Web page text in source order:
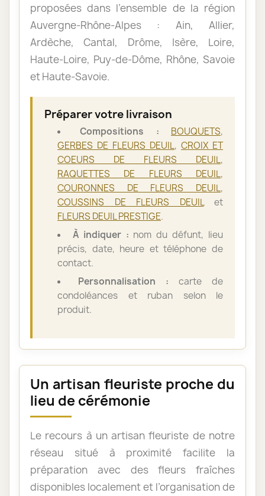
proposées dans l’ensemble de la région
Auvergne-Rhône-Alpes : Ain, Allier,
Ardèche, Cantal, Drôme, Isère, Loire,
Haute-Loire, Puy-de-Dôme, Rhône, Savoie
et Haute-Savoie.
Préparer votre livraison
Compositions : BOUQUETS,
GERBES DE FLEURS DEUIL, CROIX ET
COEURS DE FLEURS DEUIL,
RAQUETTES DE FLEURS DEUIL,
COURONNES DE FLEURS DEUIL,
COUSSINS DE FLEURS DEUILet
FLEURS DEUIL PRESTIGE.
À indiquer : nom du défunt, lieu
précis, date, heure et téléphone de
contact.
Personnalisation : carte de
condoléances et ruban selon le
produit.
Un artisan fleuriste proche du
lieu de cérémonie
Le recours à un artisan fleuriste de notre
réseau situé à proximité facilite la
préparation avec des fleurs fraîches
disponibles localement et l’organisation de